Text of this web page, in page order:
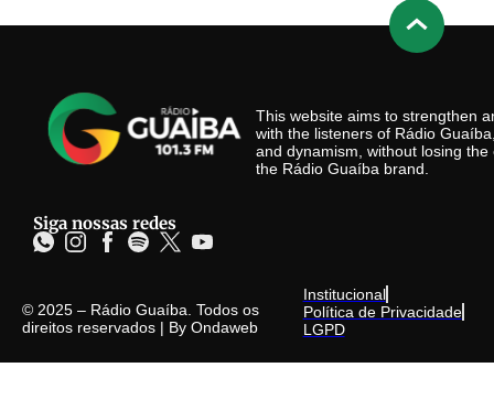
This website aims to strengthen
with the listeners of Rádio
and dynamism, without losing
the Rádio Guaíba brand.
Siga nossas redes
© 2025 – Rádio Guaíba. Todos os
direitos reservados | By Ondaweb
Institucional
Política de Privacidade
LGPD